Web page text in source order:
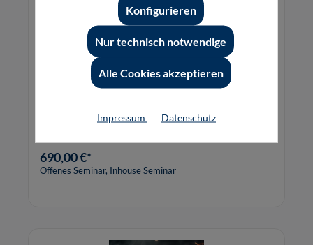
Elektromobilität im Detail:
Energiespeicher, Ladetechnik und
Hochvolttechnologie
690,00 €*
Offenes Seminar, Inhouse Seminar
Nur technisch notwendige
Konfigurieren
Alle Cookies akzeptieren
Impressum Datenschutz